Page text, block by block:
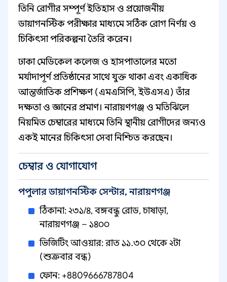
তিনি রোগীর সম্পূর্ণ ইতিহাস ও প্রয়োজনীয়
ডায়াগনস্টিক পরীক্ষার মাধ্যমে সঠিক রোগ নির্ণয় ও
চিকিৎসা পরিকল্পনা তৈরি করেন।
ঢাকা মেডিকেল কলেজ ও হাসপাতালের মতো
মর্যাদাপূর্ণ প্রতিষ্ঠানের সাথে যুক্ত থাকা এবং একাধিক
আন্তর্জাতিক প্রশিক্ষণ (এমএসিপি, ইউএসএ) তাঁর
দক্ষতা ও জ্ঞানের প্রমাণ। নারায়ণগঞ্জ ও মতিঝিলে
নিয়মিত চেম্বারের মাধ্যমে তিনি স্থানীয় রোগীদের জন্যও
একই মানের চিকিৎসা সেবা নিশ্চিত করছেন।
চেম্বার ও যোগাযোগ
পপুলার ডায়াগনস্টিক সেন্টার, নারায়ণগঞ্জ
ঠিকানা: ২৩১/৪, বঙ্গবন্ধু রোড, চাষাড়া,
নারায়ণগঞ্জ – ১৪০০
ভিজিটিং আওয়ার: রাত ১১.৩০ থেকে ২টা
(শুক্রবার বন্ধ)
ফোন: +8809666787804